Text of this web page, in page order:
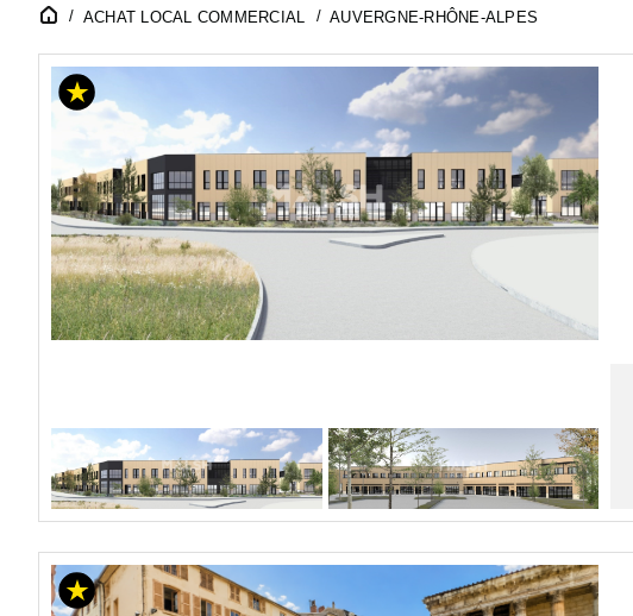
ACHAT LOCAL COMMERCIAL AUVERGNE-RHÔNE-ALPES